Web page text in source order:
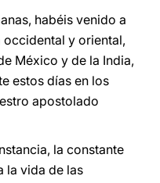
habéis venido a
occidental y oriental,
México y de la India,
estos días en los
apostolado
la constante
la vida de las